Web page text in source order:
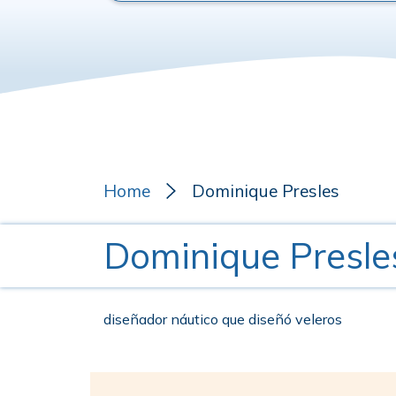
Home Dominique Presles
Dominique
diseñador náutico que diseñó veleros